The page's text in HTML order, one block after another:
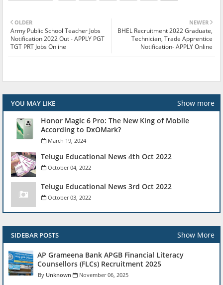
NEWER
BHEL Recruitment 2022 Graduate,
Technician, Trade Apprentice
Notification- APPLY Online
OLDER
Army Public School Teacher Jobs
Notification 2022 Out - APPLY PGT
TGT PRT Jobs Online
YOU MAY LIKE
Show more
Honor Magic 6 Pro: The New King of Mobile
According to DxOMark?
March 19, 2024
Telugu Educational News 4th Oct 2022
October 04, 2022
Telugu Educational News 3rd Oct 2022
October 03, 2022
SIDEBAR POSTS Show More
AP Grameena Bank APGB Financial Literacy
Counsellors (FLCs) Recruitment 2025
Unknown November 06, 2025